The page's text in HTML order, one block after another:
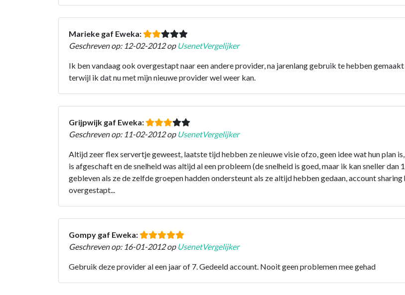
Marieke gaf Eweka:
Geschreven op: 12-02-2012 op UsenetVergelijker
Ik ben vandaag ook overgestapt naar een andere provider, na jarenlang gebruik te hebben
terwijl ik dat nu met mijn nieuwe provider wel weer kan.
Grijpwijk gaf Eweka:
Geschreven op: 11-02-2012 op UsenetVergelijker
Altijd zeer flex servertje geweest, laatste tijd hebben ze nieuwe visie ofzo, geen idee wat hun plan
is afgeschaft en de snelheid was altijd al een probleem (de snelheid is goed, maar ik kan sneller
gebleven als ze de zelfde groepen hadden ondersteunt als ze altijd hebben gedaan, account
overgestapt...
Gompy gaf Eweka:
Geschreven op: 16-01-2012 op UsenetVergelijker
Gebruik deze provider al een jaar of 7. Gedeeld account. Nooit geen problemen mee gehad